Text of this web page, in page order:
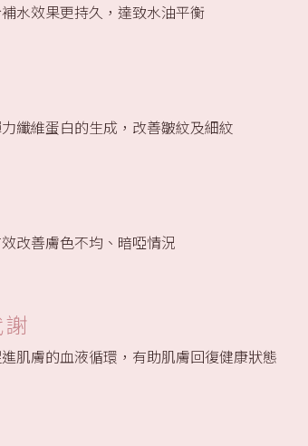
水效果更持久，達致水油平衡
纖維蛋白的生成，改善皺紋及細紋
改善膚色不均、暗啞情況
肌膚的血液循環，有助肌膚回復健康狀態